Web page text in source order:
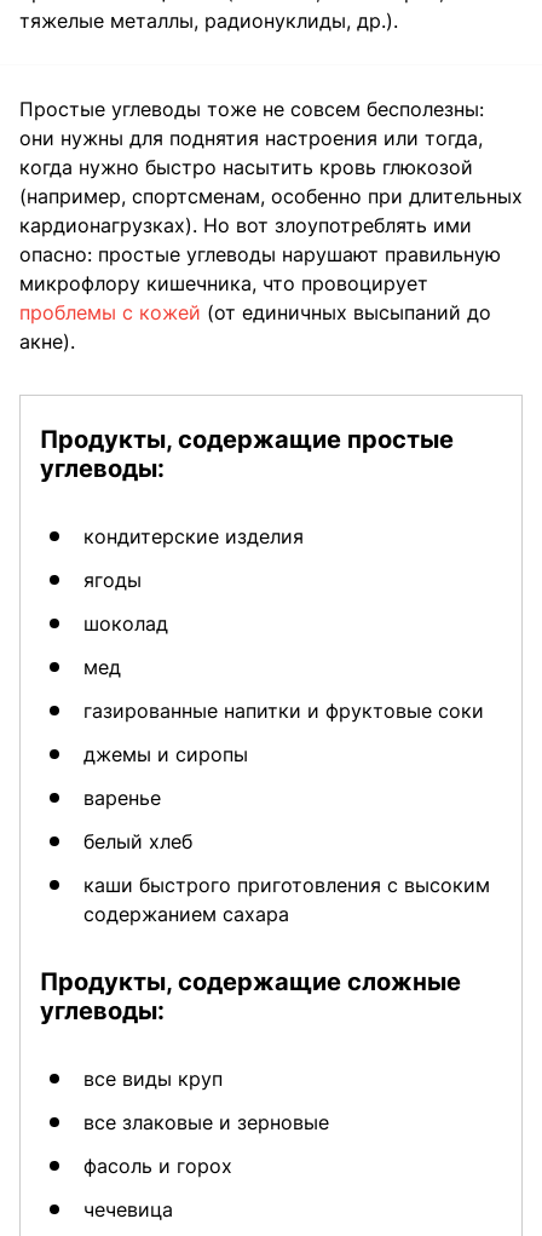
тяжелые металлы, радионуклиды, др.).
Простые углеводы тоже не совсем бесполезны:
они нужны для поднятия настроения или тогда,
когда нужно быстро насытить кровь глюкозой
(например, спортсменам, особенно при длительных
кардионагрузках). Но вот злоупотреблять ими
опасно: простые углеводы нарушают правильную
микрофлору кишечника, что провоцирует
проблемы с кожей (от единичных высыпаний до
акне).
Продукты, содержащие простые
углеводы:
кондитерские изделия
ягоды
шоколад
мед
газированные напитки и фруктовые соки
джемы и сиропы
варенье
белый хлеб
каши быстрого приготовления с высоким
содержанием сахара
Продукты, содержащие сложные
углеводы:
все виды круп
все злаковые и зерновые
фасоль и горох
чечевица